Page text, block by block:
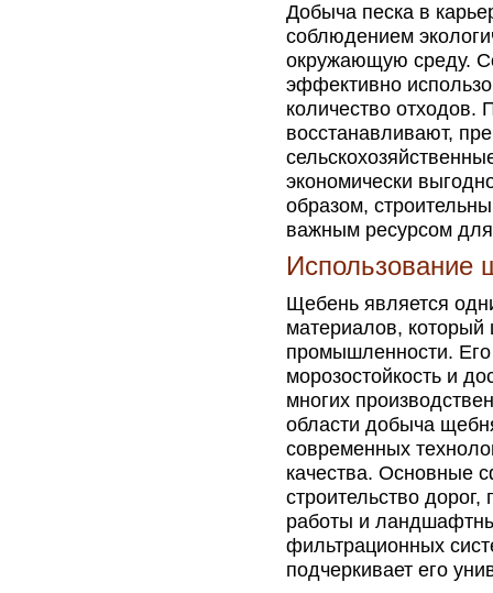
Добыча песка в
соблюдением
окружающую среду.
эффективно
количество отходов.
восстанавливают,
экономически
образом,
важным ресурсом для
Щебень является
материалов, который
промышленности. Его
морозостойкость и
многих
области добыча
современных
качества. Основные
строительство
работы и
фильтрационных
подчеркивает его